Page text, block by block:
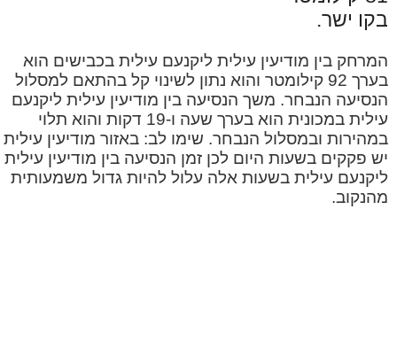
בקו ישר.
המרחק בין מודיעין עילית ליקנעם עילית בכבישים הוא
בערך 92 קילומטר והוא נתון לשינוי קל בהתאם למסלול
הנסיעה הנבחר. משך הנסיעה בין מודיעין עילית ליקנעם
עילית במכונית הוא בערך שעה ו-19 דקות והוא תלוי
במהירות ובמסלול הנבחר. שימו לב: באזור מודיעין עילית
יש פקקים בשעות היום לכן זמן הנסיעה בין מודיעין עילית
ליקנעם עילית בשעות אלה עלול להיות גדול משמעותית
מהנקוב.